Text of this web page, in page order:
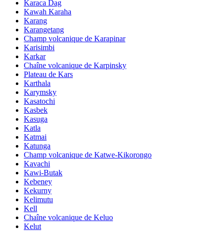
Karaca Dag
Kawah Karaha
Karang
Karangetang
Champ volcanique de Karapinar
Karisimbi
Karkar
Chaîne volcanique de Karpinsky
Plateau de Kars
Karthala
Karymsky
Kasatochi
Kasbek
Kasuga
Katla
Katmai
Katunga
Champ volcanique de Katwe-Kikorongo
Kavachi
Kawi-Butak
Kebeney
Kekurny
Kelimutu
Kell
Chaîne volcanique de Keluo
Kelut